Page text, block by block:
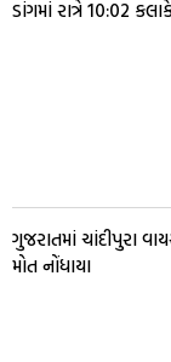
ડાંગમાં રાત્રે 10:02
ગુજરાતમાં ચાંદીપુરા
મોત નોંધાયા